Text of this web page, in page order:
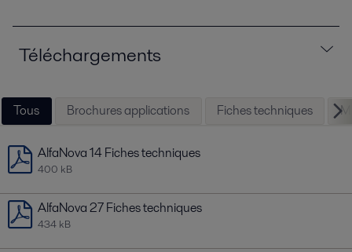
Téléchargements
Tous Brochures applications Fiches techniques
AlfaNova 14 Fiches techniques
400 kB
AlfaNova 27 Fiches techniques
434 kB